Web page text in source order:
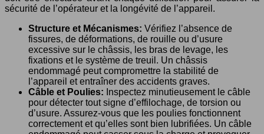
sécurité de l’opérateur et la longévité de l’appareil.
Structure et Mécanismes: Vérifiez l’absence de
fissures, de déformations, de rouille ou d’usure
excessive sur le châssis, les bras de levage, les
fixations et le système de treuil. Un châssis
endommagé peut compromettre la stabilité de
l’appareil et entraîner des accidents graves.
Câble et Poulies: Inspectez minutieusement le câble
pour détecter tout signe d’effilochage, de torsion ou
d’usure. Assurez-vous que les poulies fonctionnent
correctement et qu’elles sont bien lubrifiées. Un câble